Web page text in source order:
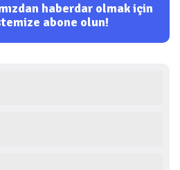
haberdar olmak için
abone olun!